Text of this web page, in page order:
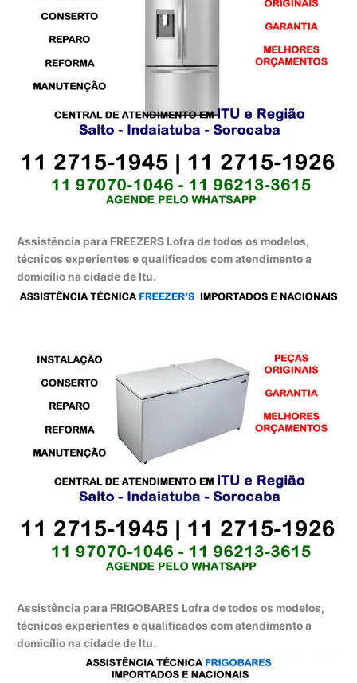
Assistência para FREEZERS Lofra de todos os modelos,
técnicos experientes e qualificados com atendimento a
domicílio na cidade de Itu.
Assistência para FRIGOBARES Lofra de todos os modelos,
técnicos experientes e qualificados com atendimento a
domicílio na cidade de Itu.